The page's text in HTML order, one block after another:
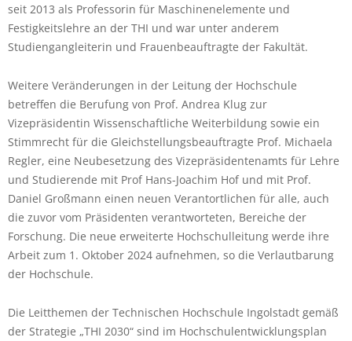
seit 2013 als Professorin für Maschinenelemente und
Festigkeitslehre an der THI und war unter anderem
Studiengangleiterin und Frauenbeauftragte der Fakultät.
Weitere Veränderungen in der Leitung der Hochschule
betreffen die Berufung von Prof. Andrea Klug zur
Vizepräsidentin Wissenschaftliche Weiterbildung sowie ein
Stimmrecht für die Gleichstellungsbeauftragte Prof. Michaela
Regler, eine Neubesetzung des Vizepräsidentenamts für Lehre
und Studierende mit Prof Hans-Joachim Hof und mit Prof.
Daniel Großmann einen neuen Verantortlichen für alle, auch
die zuvor vom Präsidenten verantworteten, Bereiche der
Forschung. Die neue erweiterte Hochschulleitung werde ihre
Arbeit zum 1. Oktober 2024 aufnehmen, so die Verlautbarung
der Hochschule.
Die Leitthemen der Technischen Hochschule Ingolstadt gemäß
der Strategie „THI 2030“ sind im Hochschulentwicklungsplan